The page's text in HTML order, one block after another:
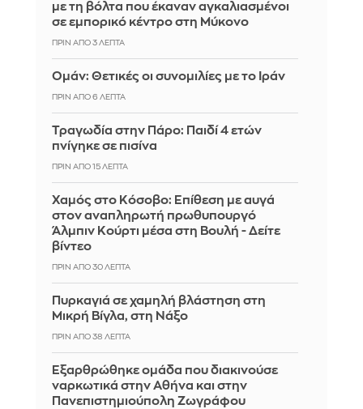
με τη βόλτα που έκαναν αγκαλιασμένοι
σε εμπορικό κέντρο στη Μύκονο
ΠΡΙΝ ΑΠΌ 3 ΛΕΠΤΆ
Ομάν: Θετικές οι συνομιλίες με το Ιράν
ΠΡΙΝ ΑΠΌ 6 ΛΕΠΤΆ
Τραγωδία στην Πάρο: Παιδί 4 ετών
πνίγηκε σε πισίνα
ΠΡΙΝ ΑΠΌ 15 ΛΕΠΤΆ
Χαμός στο Κόσοβο: Επίθεση με αυγά
στον αναπληρωτή πρωθυπουργό
Άλμπιν Κούρτι μέσα στη Βουλή - Δείτε
βίντεο
ΠΡΙΝ ΑΠΌ 30 ΛΕΠΤΆ
Πυρκαγιά σε χαμηλή βλάστηση στη
Μικρή Βίγλα, στη Νάξο
ΠΡΙΝ ΑΠΌ 38 ΛΕΠΤΆ
Εξαρθρώθηκε ομάδα που διακινούσε
ναρκωτικά στην Αθήνα και στην
Πανεπιστημιούπολη Ζωγράφου